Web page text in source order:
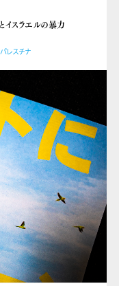
イスラエルの暴力
レスチナ